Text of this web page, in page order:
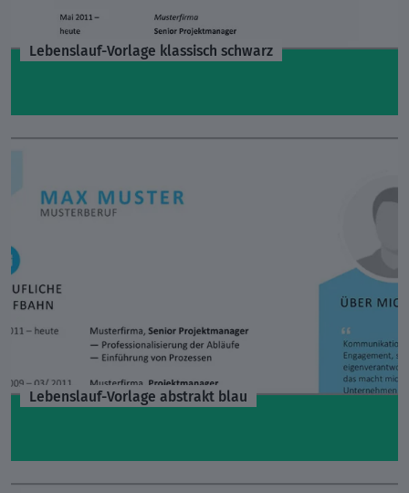
Lebenslauf-Vorlage klassisch schwarz
Lebenslauf-Vorlage abstrakt blau